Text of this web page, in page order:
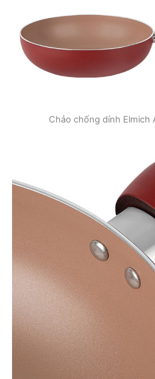
Chảo chống dính Elmich